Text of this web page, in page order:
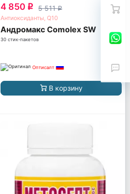
4 850 q 5 511q
Антиоксиданты, Q10
Андромакс Comolex SW
30 стик-пакетов
Оптисалт
В корзину